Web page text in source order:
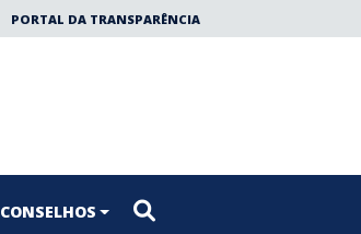
PORTAL DA TRANSPARÊNCIA
CONSELHOS